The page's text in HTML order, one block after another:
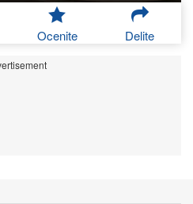
Ocenite Delite